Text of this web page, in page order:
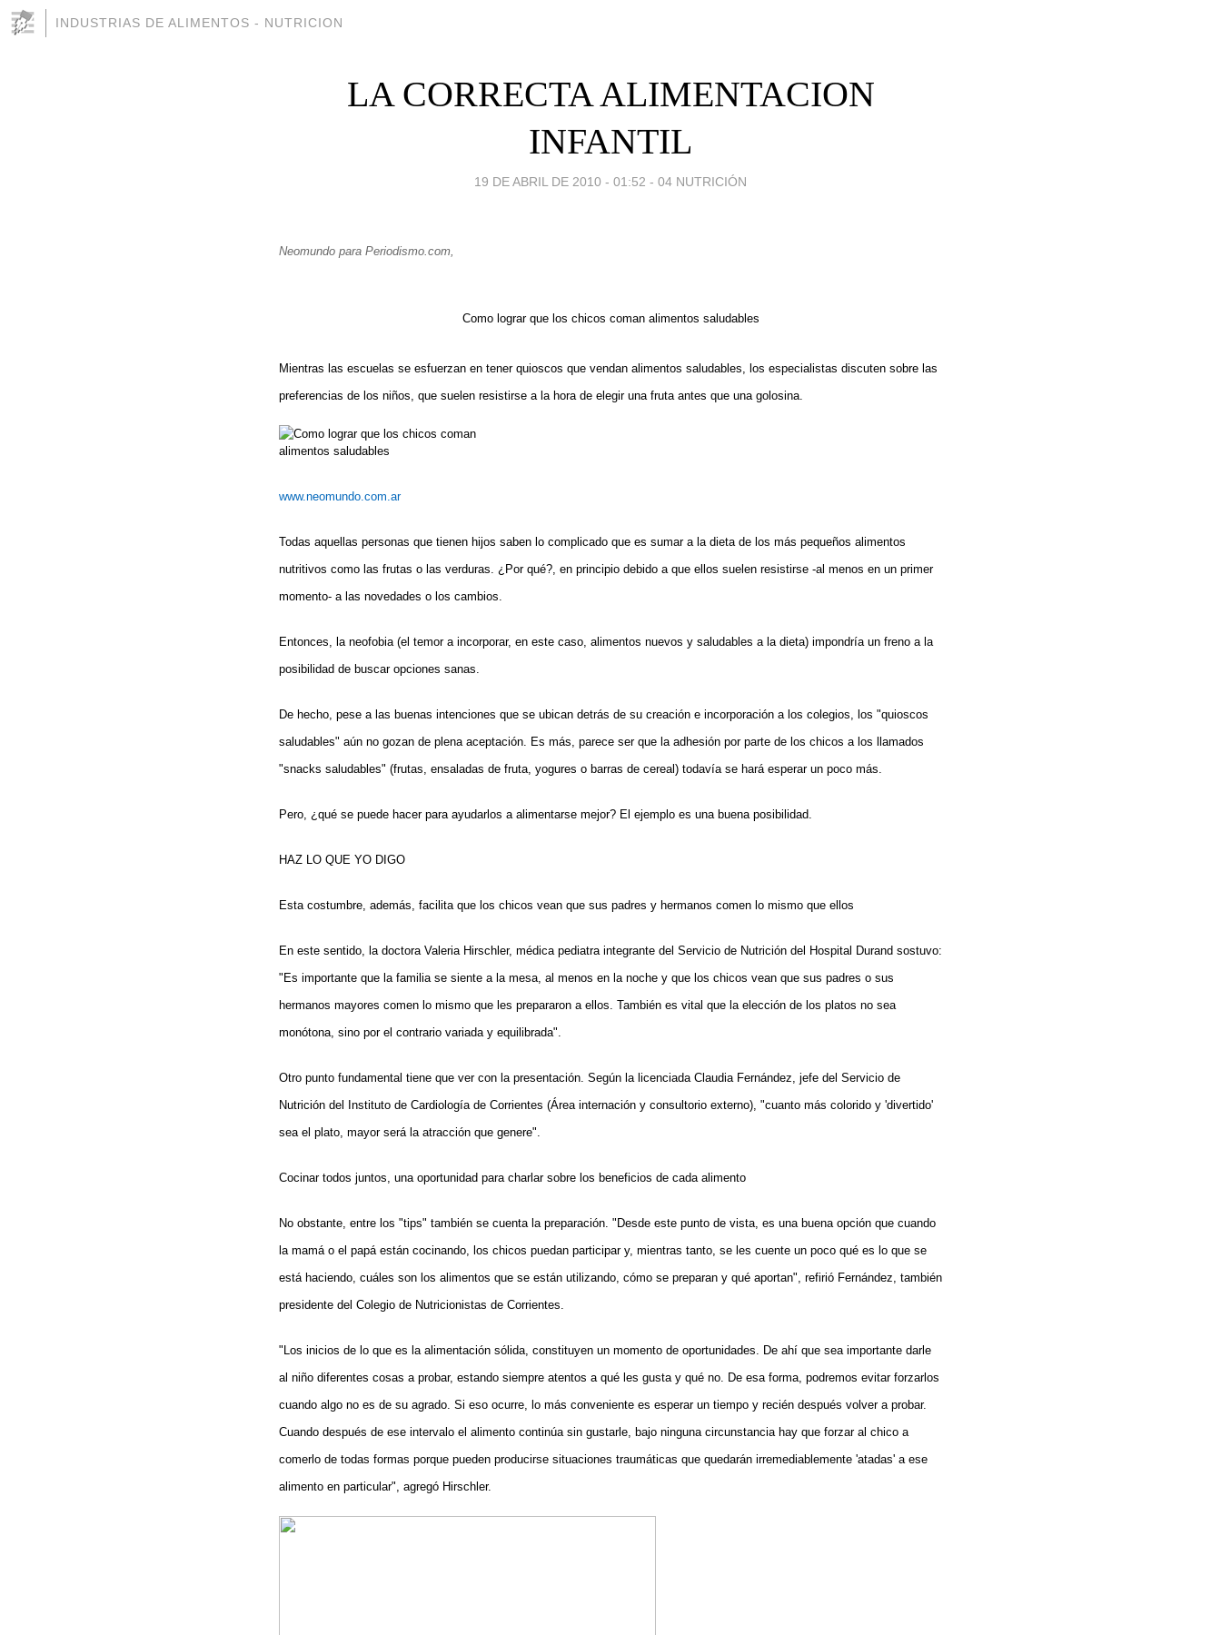
INDUSTRIAS DE ALIMENTOS - NUTRICION
LA CORRECTA ALIMENTACION
INFANTIL
19 DE ABRIL DE 2010 - 01:52 - 04 NUTRICIÓN
Neomundo para Periodismo.com,
Como lograr que los chicos coman alimentos saludables
Mientras las escuelas se esfuerzan en tener quioscos que vendan alimentos saludables, los especialistas discuten sobre las
preferencias de los niños, que suelen resistirse a la hora de elegir una fruta antes que una golosina.
www.neomundo.com.ar
Todas aquellas personas que tienen hijos saben lo complicado que es sumar a la dieta de los más pequeños alimentos
nutritivos como las frutas o las verduras. ¿Por qué?, en principio debido a que ellos suelen resistirse -al menos en un primer
momento- a las novedades o los cambios.
Entonces, la neofobia (el temor a incorporar, en este caso, alimentos nuevos y saludables a la dieta) impondría un freno a la
posibilidad de buscar opciones sanas.
De hecho, pese a las buenas intenciones que se ubican detrás de su creación e incorporación a los colegios, los "quioscos
saludables" aún no gozan de plena aceptación. Es más, parece ser que la adhesión por parte de los chicos a los llamados
"snacks saludables" (frutas, ensaladas de fruta, yogures o barras de cereal) todavía se hará esperar un poco más.
Pero, ¿qué se puede hacer para ayudarlos a alimentarse mejor? El ejemplo es una buena posibilidad.
HAZ LO QUE YO DIGO
Esta costumbre, además, facilita que los chicos vean que sus padres y hermanos comen lo mismo que ellos
En este sentido, la doctora Valeria Hirschler, médica pediatra integrante del Servicio de Nutrición del Hospital Durand sostuvo:
"Es importante que la familia se siente a la mesa, al menos en la noche y que los chicos vean que sus padres o sus
hermanos mayores comen lo mismo que les prepararon a ellos. También es vital que la elección de los platos no sea
monótona, sino por el contrario variada y equilibrada".
Otro punto fundamental tiene que ver con la presentación. Según la licenciada Claudia Fernández, jefe del Servicio de
Nutrición del Instituto de Cardiología de Corrientes (Área internación y consultorio externo), "cuanto más colorido y 'divertido'
sea el plato, mayor será la atracción que genere".
Cocinar todos juntos, una oportunidad para charlar sobre los beneficios de cada alimento
No obstante, entre los "tips" también se cuenta la preparación. "Desde este punto de vista, es una buena opción que cuando
la mamá o el papá están cocinando, los chicos puedan participar y, mientras tanto, se les cuente un poco qué es lo que se
está haciendo, cuáles son los alimentos que se están utilizando, cómo se preparan y qué aportan", refirió Fernández, también
presidente del Colegio de Nutricionistas de Corrientes.
"Los inicios de lo que es la alimentación sólida, constituyen un momento de oportunidades. De ahí que sea importante darle
al niño diferentes cosas a probar, estando siempre atentos a qué les gusta y qué no. De esa forma, podremos evitar forzarlos
cuando algo no es de su agrado. Si eso ocurre, lo más conveniente es esperar un tiempo y recién después volver a probar.
Cuando después de ese intervalo el alimento continúa sin gustarle, bajo ninguna circunstancia hay que forzar al chico a
comerlo de todas formas porque pueden producirse situaciones traumáticas que quedarán irremediablemente 'atadas' a ese
alimento en particular", agregó Hirschler.